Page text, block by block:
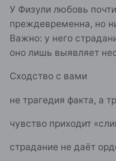
У Физули любовь
преждевременна, но
Важно: у него
оно лишь выявляет
Сходство с вами
не трагедия факта, а
чувство приходит
страдание не даёт